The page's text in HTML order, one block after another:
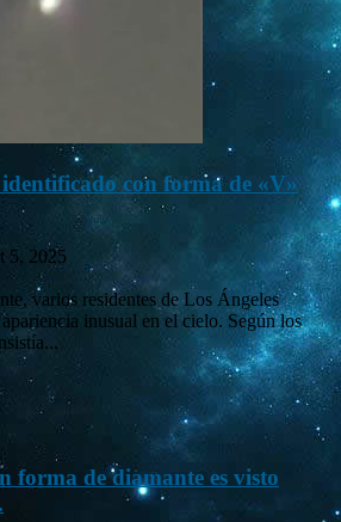
con forma de «V»
5, 2025
varios residentes de Los Ángeles
apariencia inusual en el cielo. Según los
forma de diamante es visto